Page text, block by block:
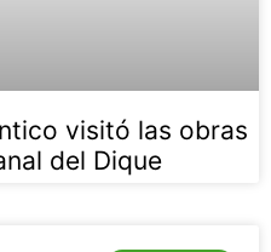
visitó las obras
del Dique